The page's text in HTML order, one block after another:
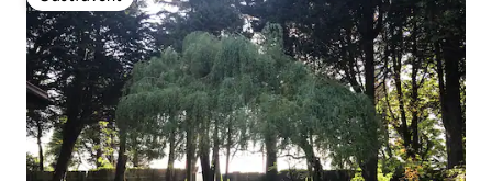
Gästfavorit